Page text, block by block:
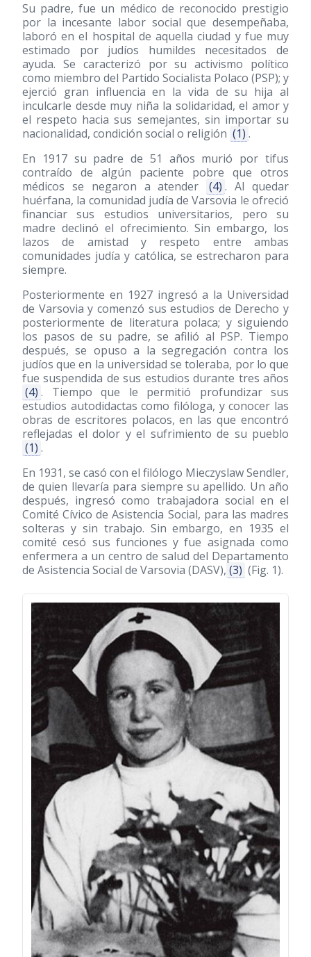
Su padre, fue un médico de reconocido prestigio
por la incesante labor social que desempeñaba,
laboró en el hospital de aquella ciudad y fue muy
estimado por judíos humildes necesitados de
ayuda. Se caracterizó por su activismo político
como miembro del Partido Socialista Polaco (PSP); y
ejerció gran influencia en la vida de su hija al
inculcarle desde muy niña la solidaridad, el amor y
el respeto hacia sus semejantes, sin importar su
nacionalidad, condición social o religión (1) .
En 1917 su padre de 51 años murió por tifus
contraído de algún paciente pobre que otros
médicos se negaron a atender
(4) . Al quedar
huérfana, la comunidad judía de Varsovia le ofreció
financiar sus estudios universitarios, pero su
madre declinó el ofrecimiento. Sin embargo, los
lazos de amistad y respeto entre ambas
comunidades judía y católica, se estrecharon para
siempre.
Posteriormente en 1927 ingresó a la Universidad
de Varsovia y comenzó sus estudios de Derecho y
posteriormente de literatura polaca; y siguiendo
los pasos de su padre, se afilió al PSP. Tiempo
después, se opuso a la segregación contra los
judíos que en la universidad se toleraba, por lo que
fue suspendida de sus estudios durante tres años
(4) . Tiempo que le permitió profundizar sus
estudios autodidactas como filóloga, y conocer las
obras de escritores polacos, en las que encontró
reflejadas el dolor y el sufrimiento de su pueblo
(1) .
En 1931, se casó con el filólogo Mieczyslaw Sendler,
de quien llevaría para siempre su apellido. Un año
después, ingresó como trabajadora social en el
Comité Cívico de Asistencia Social, para las madres
solteras y sin trabajo. Sin embargo, en 1935 el
comité cesó sus funciones y fue asignada como
enfermera a un centro de salud del Departamento
de Asistencia Social de Varsovia (DASV), (3) (Fig. 1).